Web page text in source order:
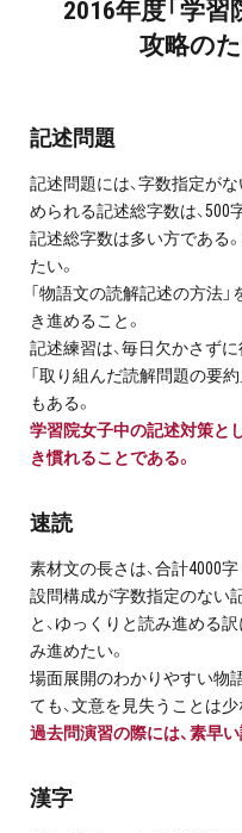
お申込みの流れ
よくある質問
採用情報
インフォメーション
会社概要
採用情報
免責事項・著作権等
2016年度「学習
攻略の
記述問題
記述問題には、字数指定がな
められる記述総字数は、500
記述総字数は多い方である
たい。
「物語文の読解記述の方法
き進めること。
記述練習は、毎日欠かさずに
「取り組んだ読解問題の要
もある。
学習院女子中の記述対策と
き慣れることである。
速読
素材文の長さは、合計4000字
設問構成が字数指定のない
と、ゆっくりと読み進める
み進めたい。
場面展開のわかりやすい物
ても、文意を見失うことは少
過去問演習の際には、素早
漢字